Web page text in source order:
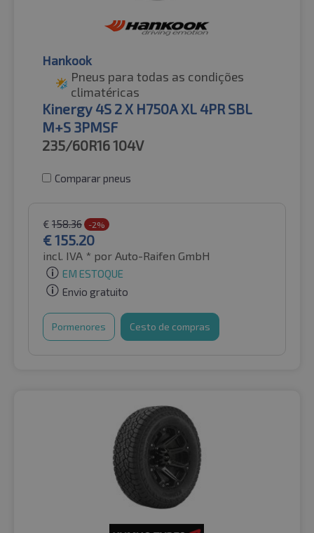
Hankook
Pneus para todas as condições
climatéricas
Kinergy 4S 2 X H750A XL 4PR SBL
M+S 3PMSF
235/60R16104V
Comparar pneus
€ 158.36 -2%
€155.20
incl. IVA * por Auto-Raifen GmbH
EM ESTOQUE
Envio gratuito
Pormenores Cesto de compras